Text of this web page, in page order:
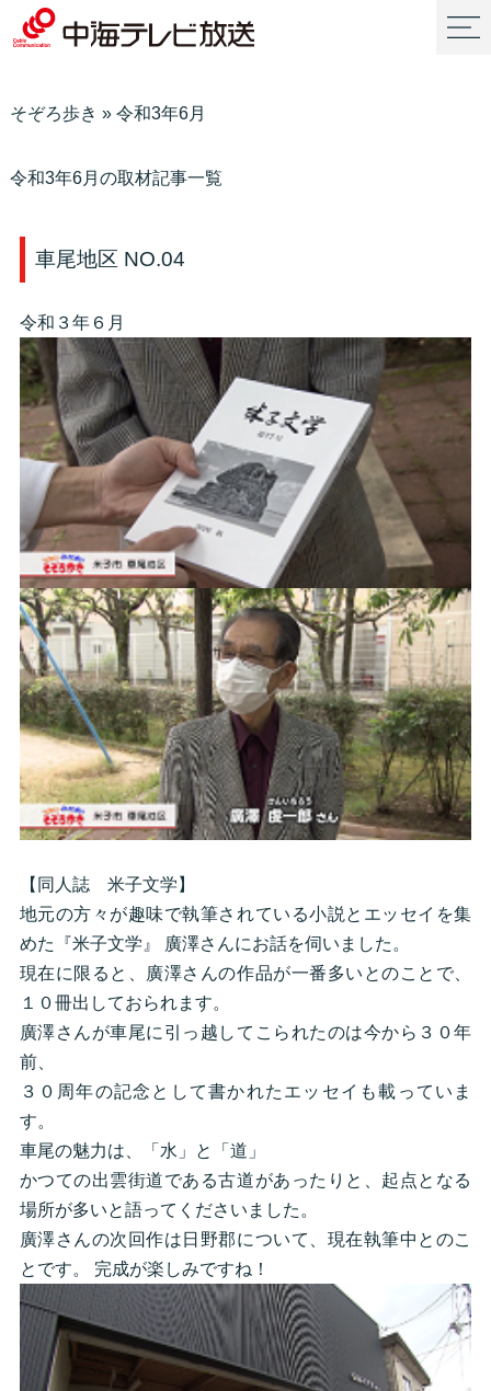
そぞろ歩き » 令和3年6月
令和3年6月の取材記事一覧
車尾地区 NO.04
令和３年６月
【同人誌 米子文学】
地元の方々が趣味で執筆されている小説とエッセイを集
めた『米子文学』 廣澤さんにお話を伺いました。
現在に限ると、廣澤さんの作品が一番多いとのことで、
１０冊出しておられます。
廣澤さんが車尾に引っ越してこられたのは今から３０年
前、
３０周年の記念として書かれたエッセイも載っていま
す。
車尾の魅力は、「水」と「道」
かつての出雲街道である古道があったりと、起点となる
場所が多いと語ってくださいました。
廣澤さんの次回作は日野郡について、現在執筆中とのこ
とです。 完成が楽しみですね！